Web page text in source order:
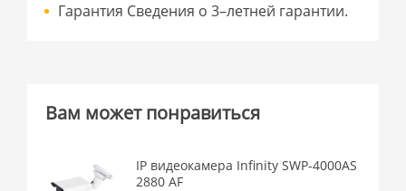
Гарантия Сведения о 3–летней гарантии.
Вам может понравиться
IP видеокамера Infinity SWP-4000AS
2880 AF